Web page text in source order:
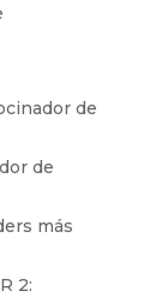
de
de
más
2: